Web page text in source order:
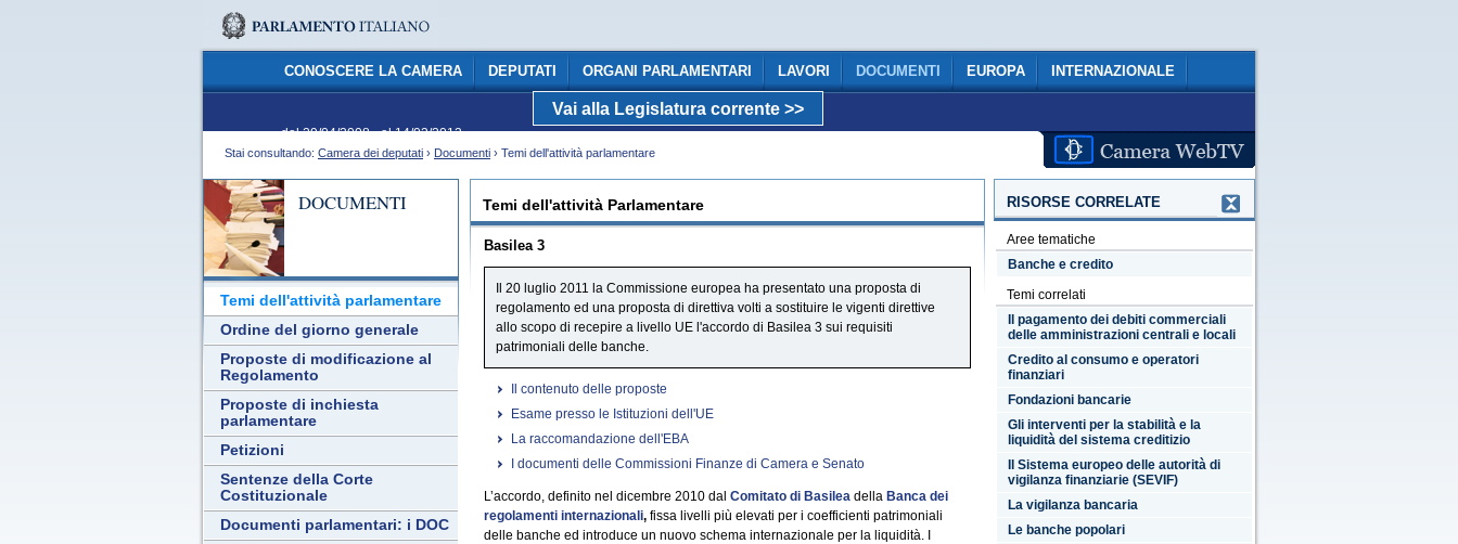
dal 29/04/2008 - al 14/03/2013
Vai alla Legislatura corrente >>
CONOSCERE LA CAMERA DEPUTATI ORGANI PARLAMENTARI LAVORI DOCUMENTI EUROPA INTERNAZIONALE
COMUNICAZIONE
Stai consultando: Camera dei deputati › Documenti › Temi dell'attività parlamentare
DOCUMENTI
Temi dell'attività parlamentare
Ordine del giorno generale
Proposte di modificazione al
Regolamento
Proposte di inchiesta
parlamentare
Petizioni
Sentenze della Corte
Costituzionale
Documenti parlamentari: i DOC
Temi dell'attività Parlamentare
Basilea 3
Il 20 luglio 2011 la Commissione europea ha presentato una proposta di
regolamento ed una proposta di direttiva volti a sostituire le vigenti direttive
allo scopo di recepire a livello UE l'accordo di Basilea 3 sui requisiti
patrimoniali delle banche.
Il contenuto delle proposte
Esame presso le Istituzioni dell'UE
La raccomandazione dell'EBA
I documenti delle Commissioni Finanze di Camera e Senato
L’accordo, definito nel dicembre 2010 dal Comitato di Basilea della Banca dei
regolamenti internazionali, fissa livelli più elevati per i coefficienti patrimoniali
delle banche ed introduce un nuovo schema internazionale per la liquidità. I
RISORSE CORRELATE
Aree tematiche
Banche e credito
Temi correlati
Il pagamento dei debiti commerciali
delle amministrazioni centrali e locali
Credito al consumo e operatori
finanziari
Fondazioni bancarie
Gli interventi per la stabilità e la
liquidità del sistema creditizio
Il Sistema europeo delle autorità di
vigilanza finanziarie (SEVIF)
La vigilanza bancaria
Le banche popolari